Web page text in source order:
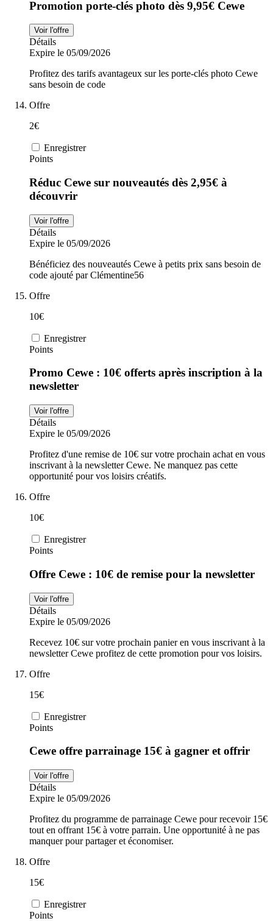
Promotion porte-clés photo dès 9,95€ Cewe
Voir l'offre
Détails
Expire le 05/09/2026
Profitez des tarifs avantageux sur les porte-clés photo Cewe
sans besoin de code
Offre
2€
Enregistrer
Points
Réduc Cewe sur nouveautés dès 2,95€ à
découvrir
Voir l'offre
Détails
Expire le 05/09/2026
Bénéficiez des nouveautés Cewe à petits prix sans besoin de
code ajouté par Clémentine56
Offre
10€
Enregistrer
Points
Promo Cewe : 10€ offerts après inscription à la
newsletter
Voir l'offre
Détails
Expire le 05/09/2026
Profitez d'une remise de 10€ sur votre prochain achat en vous
inscrivant à la newsletter Cewe. Ne manquez pas cette
opportunité pour vos loisirs créatifs.
Offre
10€
Enregistrer
Points
Offre Cewe : 10€ de remise pour la newsletter
Voir l'offre
Détails
Expire le 05/09/2026
Recevez 10€ sur votre prochain panier en vous inscrivant à la
newsletter Cewe profitez de cette promotion pour vos loisirs.
Offre
15€
Enregistrer
Points
Cewe offre parrainage 15€ à gagner et offrir
Voir l'offre
Détails
Expire le 05/09/2026
Profitez du programme de parrainage Cewe pour recevoir 15€
tout en offrant 15€ à votre parrain. Une opportunité à ne pas
manquer pour partager et économiser.
Offre
15€
Enregistrer
Points